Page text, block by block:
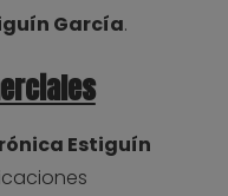
García.
Estiguín